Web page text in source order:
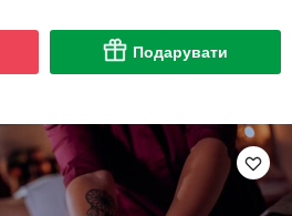
Подарувати